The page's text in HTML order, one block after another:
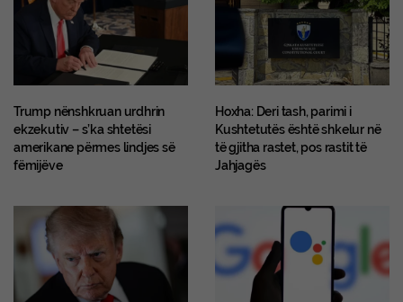
Trump nënshkruan urdhrin
ekzekutiv – s’ka shtetësi
amerikane përmes lindjes së
fëmijëve
Hoxha: Deri tash, parimi i
Kushtetutës është shkelur në
të gjitha rastet, pos rastit të
Jahjagës